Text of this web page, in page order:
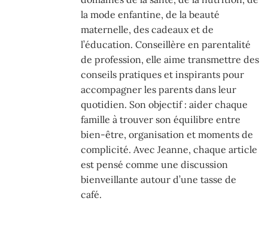
la mode enfantine, de la beauté
maternelle, des cadeaux et de
l’éducation. Conseillère en parentalité
de profession, elle aime transmettre des
conseils pratiques et inspirants pour
accompagner les parents dans leur
quotidien. Son objectif : aider chaque
famille à trouver son équilibre entre
bien-être, organisation et moments de
complicité. Avec Jeanne, chaque article
est pensé comme une discussion
bienveillante autour d’une tasse de
café.